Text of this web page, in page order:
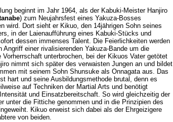
beginnt im Jahr 1964, als der Kabuki-Meister Hanjiro
) zum Neujahrsfest eines Yakuza-Bosses
wird. Dort sieht er Kikuo, den 14jährigen Sohn seines
in der Laienaufführung eines Kabuki-Stücks und
dessen immenses Talent. Die Feierlichkeiten werden
Angriff einer rivalisierenden Yakuza-Bande um die
Vorherrschaft unterbrochen, bei der Kikuos Vater getötet
nimmt sich später des verwaisten Jungen an und bildet
mit seinem Sohn Shunsuke als Onnagata aus. Das
hart und seine Ausbildungsmethode brutal, denn es
auf Techniken der Martial Arts und benötigt
und Einsatzbereitschaft. So wird gleichzeitig der
unter die Fittiche genommen und in die Prinzipien des
Kikuo erweist sich dabei als der Ehrgeizigere
von beiden.